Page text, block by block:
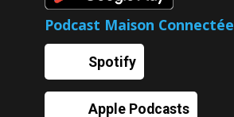
Podcast Maison Connectée
Spotify
Apple Podcasts